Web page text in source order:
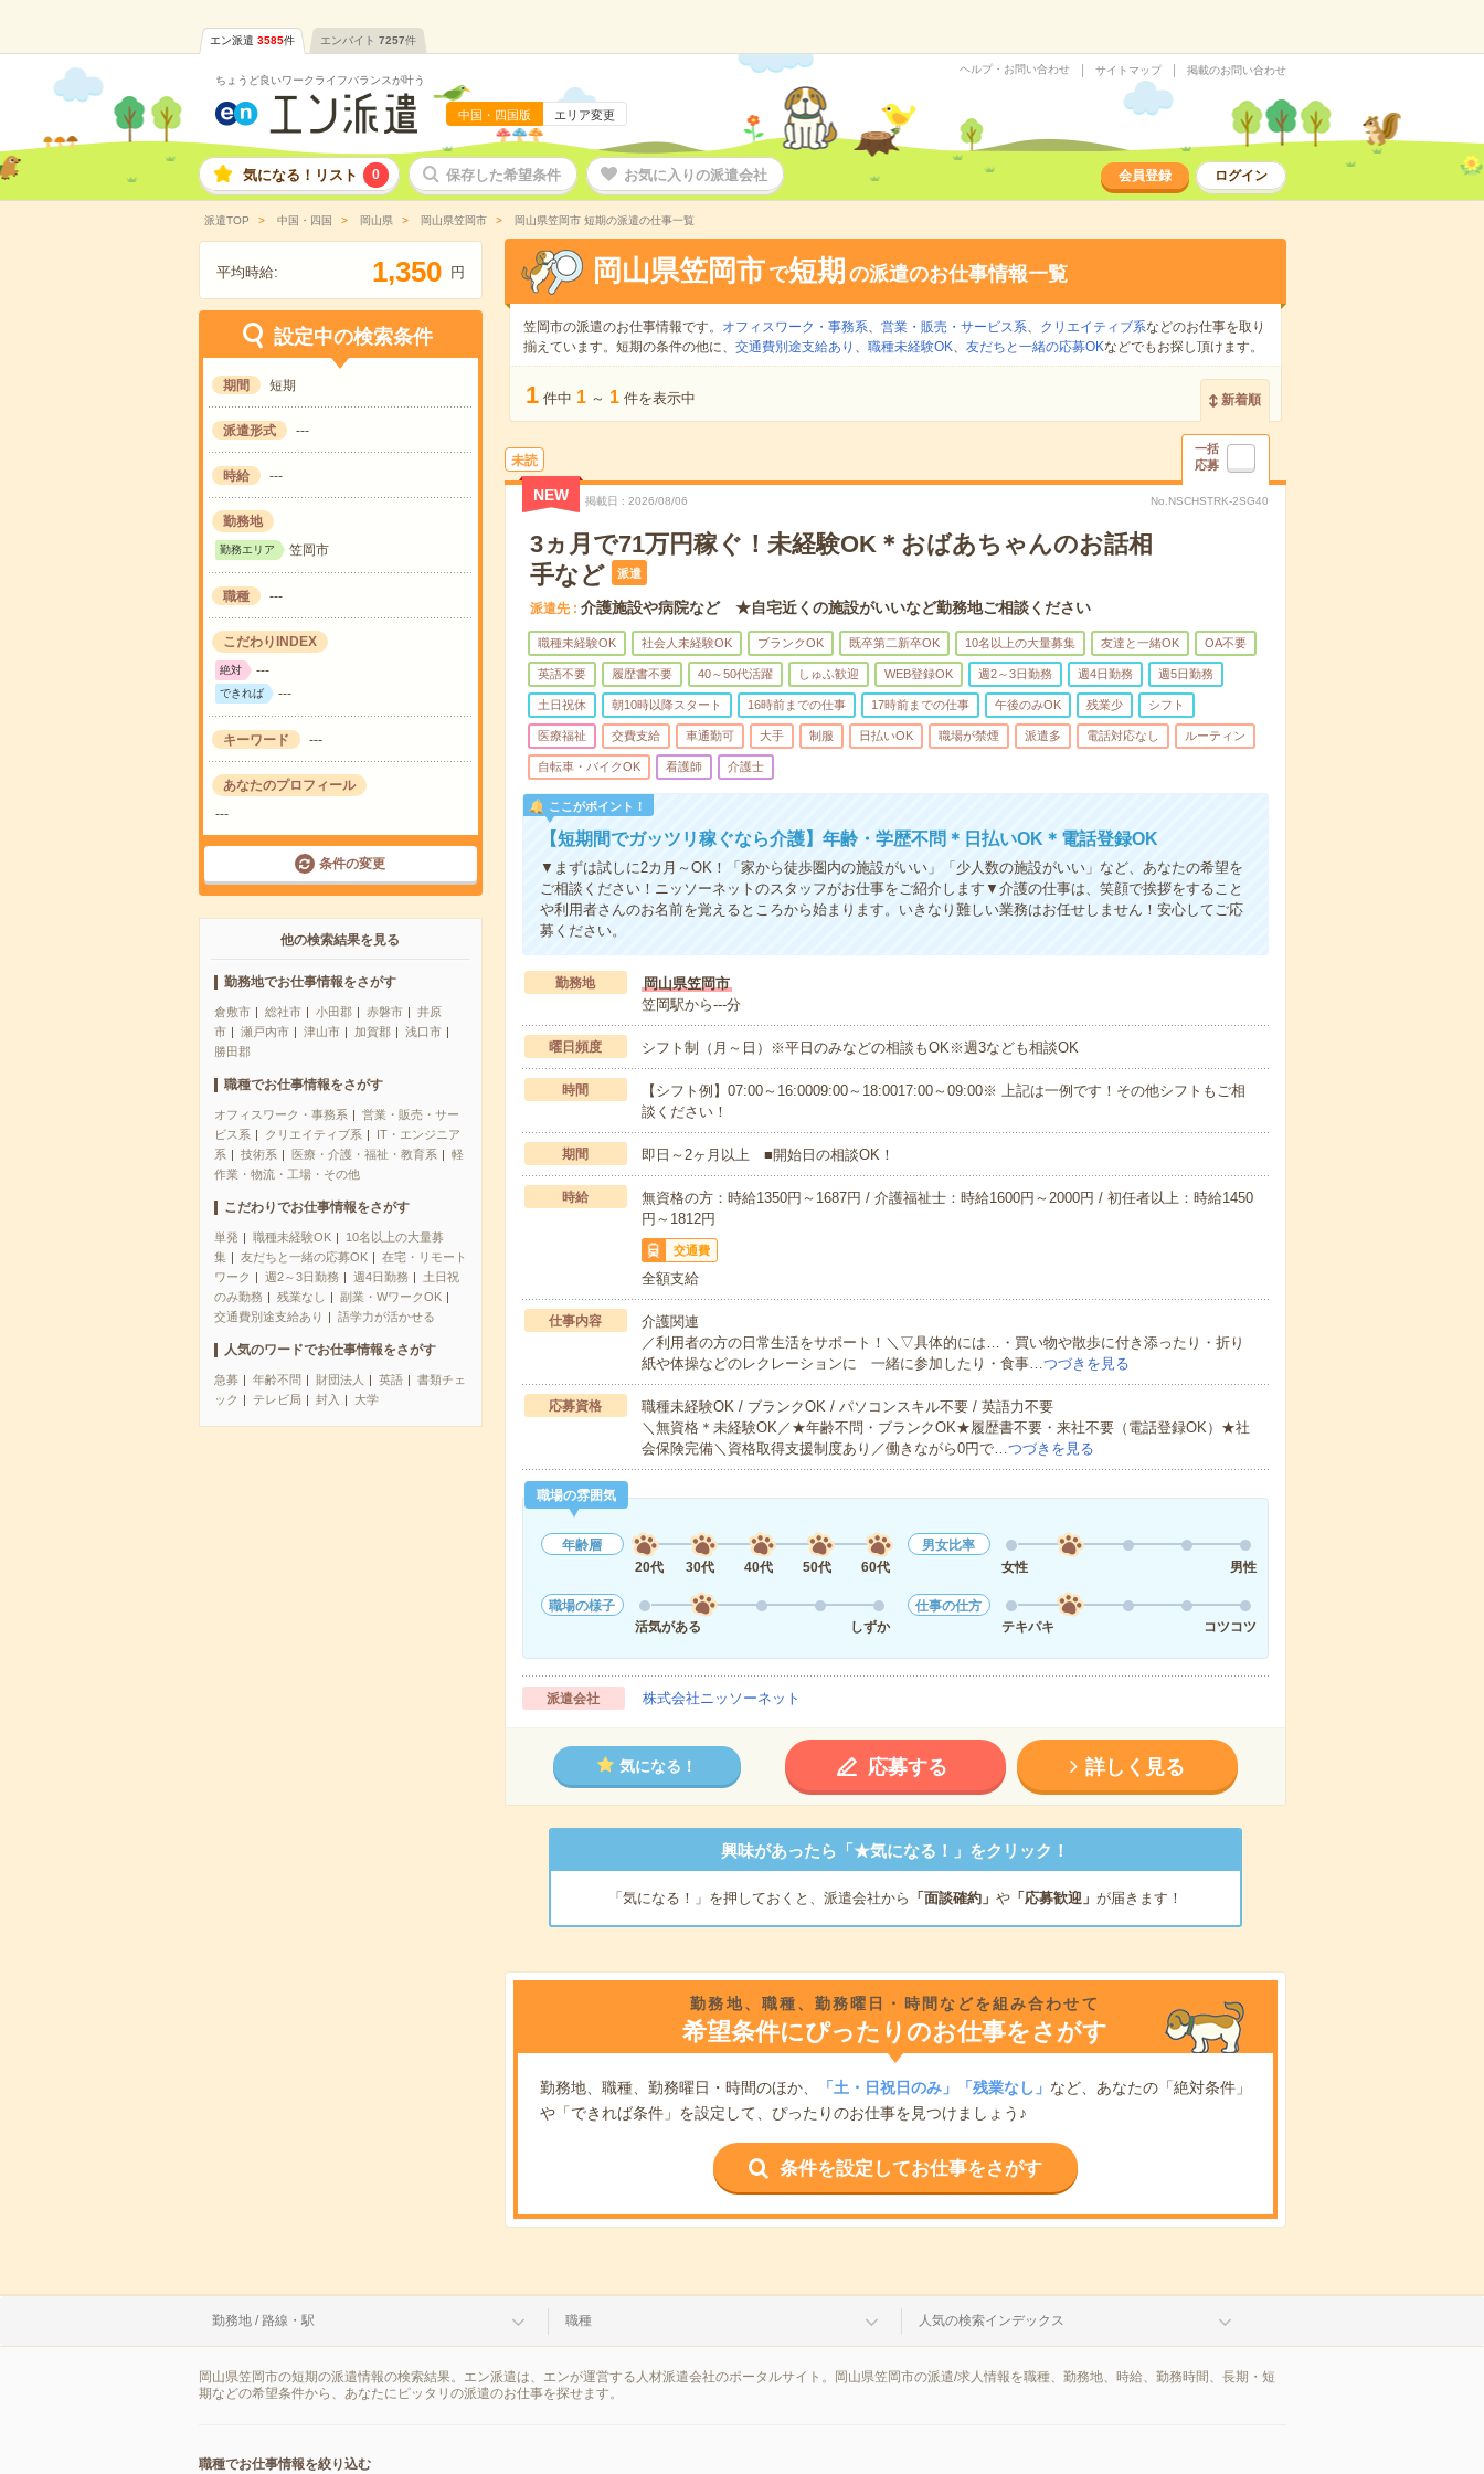
エン派遣 3585件 エンバイト 7257件
ちょうど良いワークライフバランスが叶う
中国・四国版 エリア変更
ヘルプ・お問い合わせ サイトマップ 掲載のお問い合わせ
気になる！リスト 0 保存した希望条件 お気に入りの派遣会社 会員登録 ログイン
派遣TOP 中国・四国 岡山県 岡山県笠岡市 岡山県笠岡市 短期の派遣の仕事一覧
平均時給: 1,350 円
設定中の検索条件
期間 短期
派遣形式 ---
時給 ---
勤務地
勤務エリア 笠岡市
職種 ---
こだわりINDEX
絶対 ---
できれば ---
キーワード ---
あなたのプロフィール
---
条件の変更
他の検索結果を見る
勤務地でお仕事情報をさがす
倉敷市 総社市 小田郡 赤磐市
井原
市
瀬戸内市 津山市 加賀郡
浅口市
勝田郡
職種でお仕事情報をさがす
オフィスワーク・事務系
営業・販売・サー
ビス系
クリエイティブ系
IT・エンジニア
系
技術系 医療・介護・福祉・教育系
軽
作業・物流・工場・その他
こだわりでお仕事情報をさがす
単発 職種未経験OK
10名以上の大量募
集
友だちと一緒の応募OK
在宅・リモート
ワーク
週2～3日勤務 週4日勤務
土日祝
のみ勤務
残業なし
副業・WワークOK
交通費別途支給あり
語学力が活かせる
人気のワードでお仕事情報をさがす
急募 年齢不問 財団法人 英語
書類チェ
ック
テレビ局 封入 大学
岡山県笠岡市 で短期 の派遣のお仕事情報一覧
笠岡市の派遣のお仕事情報です。 オフィスワーク・事務系、 営業・販売・サービス系、 クリエイティブ系などのお仕事を取り
揃えています。短期の条件の他に、 交通費別途支給あり 、 職種未経験OK、 友だちと一緒の応募OKなどでもお探し頂けます。
1 件中 1 ～ 1 件を表示中 新着順
未読
一括
応募
NEW 掲載日 2026/08/06 No.NSCHSTRK-2SG40
3ヵ月で71万円稼ぐ！未経験OK＊おばあちゃんのお話相
手など
派遣
派遣先 介護施設や病院など ★自宅近くの施設がいいなど勤務地ご相談ください
職種未経験OK 社会人未経験OK ブランクOK 既卒第二新卒OK 10名以上の大量募集 友達と一緒OK OA不要
英語不要 履歴書不要 40～50代活躍 しゅふ歓迎 WEB登録OK 週2～3日勤務 週4日勤務 週5日勤務
土日祝休 朝10時以降スタート 16時前までの仕事 17時前までの仕事 午後のみOK 残業少 シフト
医療福祉 交費支給 車通勤可 大手 制服 日払いOK 職場が禁煙 派遣多 電話対応なし ルーティン
自転車・バイクOK 看護師 介護士
ここがポイント！
【短期間でガッツリ稼ぐなら介護】年齢・学歴不問＊日払いOK＊電話登録OK
▼まずは試しに2カ月～OK！「家から徒歩圏内の施設がいい」「少人数の施設がいい」など、あなたの希望を
ご相談ください！ニッソーネットのスタッフがお仕事をご紹介します▼介護の仕事は、笑顔で挨拶をすること
や利用者さんのお名前を覚えるところから始まります。いきなり難しい業務はお任せしません！安心してご応
募ください。
勤務地
岡山県笠岡市
笠岡駅から---分
曜日頻度 シフト制（月～日）※平日のみなどの相談もOK※週3なども相談OK
時間
【シフト例】07:00～16:0009:00～18:0017:00～09:00※ 上記は一例です！その他シフトもご相
談ください！
期間 即日～2ヶ月以上 ■開始日の相談OK！
時給
無資格の方：時給1350円～1687円 / 介護福祉士：時給1600円～2000円 / 初任者以上：時給1450
円～1812円
交通費
全額支給
仕事内容
介護関連
／利用者の方の日常生活をサポート！＼▽具体的には…・買い物や散歩に付き添ったり・折り
紙や体操などのレクレーションに 一緒に参加したり・食事…つづきを見る
応募資格
職種未経験OK / ブランクOK / パソコンスキル不要 / 英語力不要
＼無資格＊未経験OK／★年齢不問・ブランクOK★履歴書不要・来社不要（電話登録OK）★社
会保険完備＼資格取得支援制度あり／働きながら0円で…つづきを見る
職場の雰囲気
年齢層
20代
30代 40代 50代 60代
男女比率
女性
男性
職場の様子
活気がある
しずか
仕事の仕方
テキパキ
コツコツ
派遣会社 株式会社ニッソーネット
気になる！ 応募する 詳しく見る
興味があったら「★気になる！」をクリック！
「気になる！」を押しておくと、派遣会社から 「面談確約」 や「応募歓迎」 が届きます！
勤務地、職種、勤務曜日・時間などを組み合わせて
希望条件にぴったりのお仕事をさがす
勤務地、職種、勤務曜日・時間のほか、 「土・日祝日のみ」「残業なし」 など、あなたの「絶対条件」
や「できれば条件」を設定して、ぴったりのお仕事を見つけましょう♪
条件を設定してお仕事をさがす
勤務地 / 路線・駅 職種 人気の検索インデックス
岡山県笠岡市の短期の派遣情報の検索結果。エン派遣は、エンが運営する人材派遣会社のポータルサイト。岡山県笠岡市の派遣/求人情報を職種、勤務地、時給、勤務時間、長期・短
期などの希望条件から、あなたにピッタリの派遣のお仕事を探せます。
職種でお仕事情報を絞り込む